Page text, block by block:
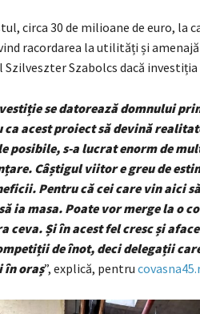
circa 30 de milioane de euro, la
racordarea la utilități și
Szabolcs dacă
se datorează domnului
acest proiect să devină
posibile, s-a lucrat enorm de
Câștigul viitor e greu de
Pentru că cei care vin aici
ia masa. Poate vor merge la o
ceva. Și în acest fel cresc și
de înot, deci delegații
în oraș”, explică, pentru